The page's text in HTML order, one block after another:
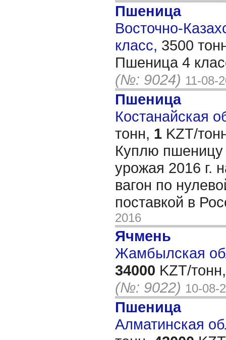
Пшеница
Восточно-
класс, 3500
Пшеница 4
(№: 9024) 11-08-
Пшеница
Костанайская
тонн, 1 KZT/
Куплю пшеницу
урожая 2016 г.
вагон по
поставкой в
2016
Ячмень
Жамбылская
34000 KZT/тонн,
(№: 9022) 10-08-
Пшеница
Алматинская